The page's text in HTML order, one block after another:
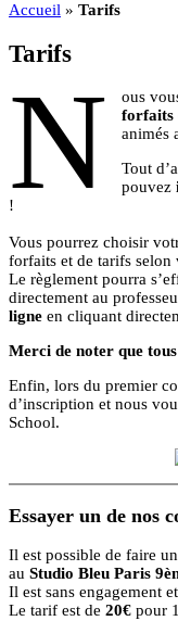
Accueil » Tarifs
Tarifs
N
ous
forfaits
animés
Tout
pouvez
!
Vous pourrez choisir
forfaits et de tarifs selon
Le règlement pourra
directement au
ligne en cliquant
Merci de noter que
Enfin, lors du premier
d’inscription et nous
School.
Essayer un de nos
Il est possible de faire un
au Studio Bleu Paris
Il est sans engagement
Le tarif est de 20€ pour